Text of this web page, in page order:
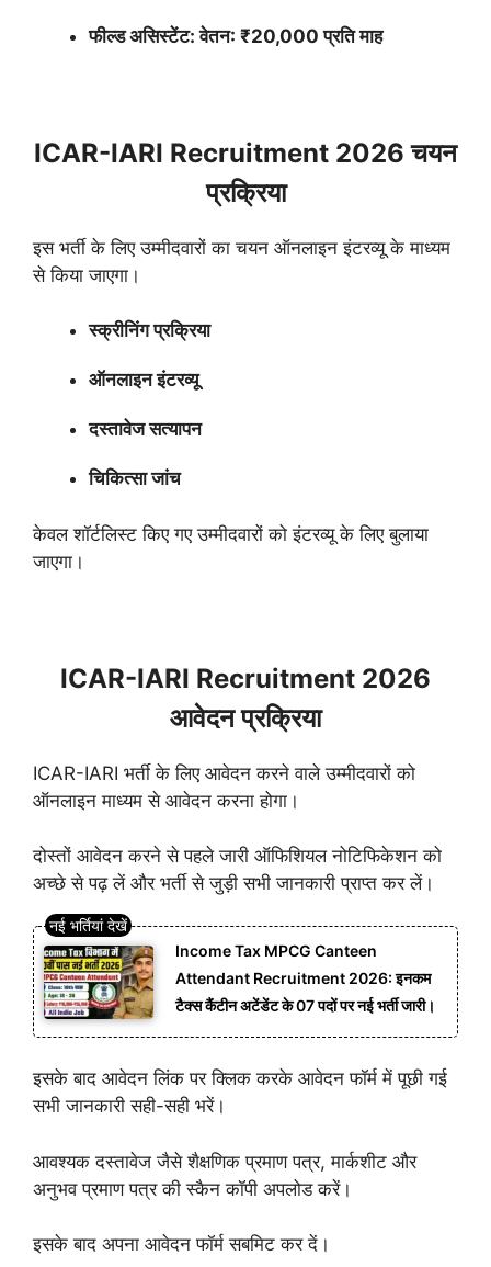
फील्ड असिस्टेंट: वेतन: ₹20,000 प्रति माह
ICAR-IARI Recruitment 2026 चयन
प्रक्रिया
इस भर्ती के लिए उम्मीदवारों का चयन ऑनलाइन इंटरव्यू के माध्यम
से किया जाएगा।
स्क्रीनिंग प्रक्रिया
ऑनलाइन इंटरव्यू
दस्तावेज सत्यापन
चिकित्सा जांच
केवल शॉर्टलिस्ट किए गए उम्मीदवारों को इंटरव्यू के लिए बुलाया
जाएगा।
ICAR-IARI Recruitment 2026
आवेदन प्रक्रिया
ICAR-IARI भर्ती के लिए आवेदन करने वाले उम्मीदवारों को
ऑनलाइन माध्यम से आवेदन करना होगा।
दोस्तों आवेदन करने से पहले जारी ऑफिशियल नोटिफिकेशन को
अच्छे से पढ़ लें और भर्ती से जुड़ी सभी जानकारी प्राप्त कर लें।
Income Tax MPCG Canteen
Attendant Recruitment 2026: इनकम
टैक्स कैंटीन अटेंडेंट के 07 पदों पर नई भर्ती जारी।
इसके बाद आवेदन लिंक पर क्लिक करके आवेदन फॉर्म में पूछी गई
सभी जानकारी सही-सही भरें।
आवश्यक दस्तावेज जैसे शैक्षणिक प्रमाण पत्र, मार्कशीट और
अनुभव प्रमाण पत्र की स्कैन कॉपी अपलोड करें।
इसके बाद अपना आवेदन फॉर्म सबमिट कर दें।